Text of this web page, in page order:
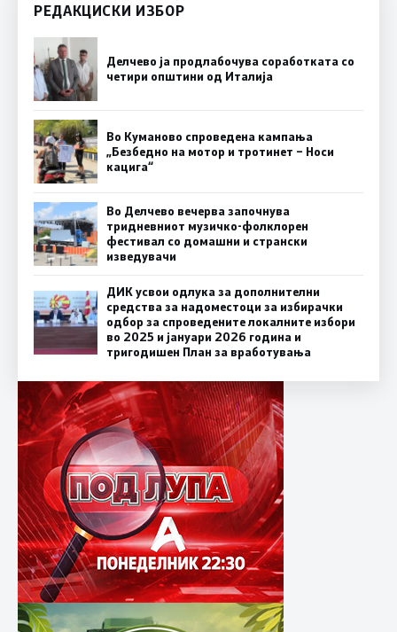
РЕДАКЦИСКИ ИЗБОР
Делчево ја продлабочува соработката со
четири општини од Италија
Во Куманово спроведена кампања
„Безбедно на мотор и тротинет – Носи
кацига“
Во Делчево вечерва започнува
тридневниот музичко-фолклорен
фестивал со домашни и странски
изведувачи
ДИК усвои одлука за дополнителни
средства за надоместоци за избирачки
одбор за спроведените локалните избори
во 2025 и јануари 2026 година и
тригодишен План за вработувања